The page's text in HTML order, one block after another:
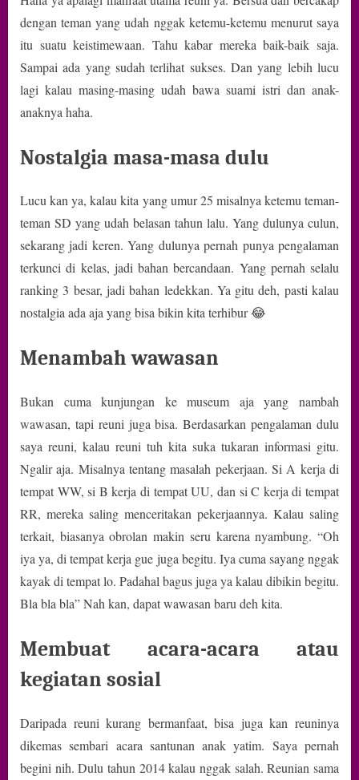
dengan teman yang udah nggak ketemu-ketemu menurut saya
itu suatu keistimewaan. Tahu kabar mereka baik-baik saja.
Sampai ada yang sudah terlihat sukses. Dan yang lebih lucu
lagi kalau masing-masing udah bawa suami istri dan anak-
anaknya haha.
Nostalgia masa-masa dulu
Lucu kan ya, kalau kita yang umur 25 misalnya ketemu teman-
teman SD yang udah belasan tahun lalu. Yang dulunya culun,
sekarang jadi keren. Yang dulunya pernah punya pengalaman
terkunci di kelas, jadi bahan bercandaan. Yang pernah selalu
ranking 3 besar, jadi bahan ledekkan. Ya gitu deh, pasti kalau
nostalgia ada aja yang bisa bikin kita terhibur 😂
Menambah wawasan
Bukan cuma kunjungan ke museum aja yang nambah
wawasan, tapi reuni juga bisa. Berdasarkan pengalaman dulu
saya reuni, kalau reuni tuh kita suka tukaran informasi gitu.
Ngalir aja. Misalnya tentang masalah pekerjaan. Si A kerja di
tempat WW, si B kerja di tempat UU, dan si C kerja di tempat
RR, mereka saling menceritakan pekerjaannya. Kalau saling
terkait, biasanya obrolan makin seru karena nyambung. “Oh
iya ya, di tempat kerja gue juga begitu. Iya cuma sayang nggak
kayak di tempat lo. Padahal bagus juga ya kalau dibikin begitu.
Bla bla bla” Nah kan, dapat wawasan baru deh kita.
Membuat acara-acara atau
kegiatan sosial
Daripada reuni kurang bermanfaat, bisa juga kan reuninya
dikemas sembari acara santunan anak yatim. Saya pernah
begini nih. Dulu tahun 2014 kalau nggak salah. Reunian sama